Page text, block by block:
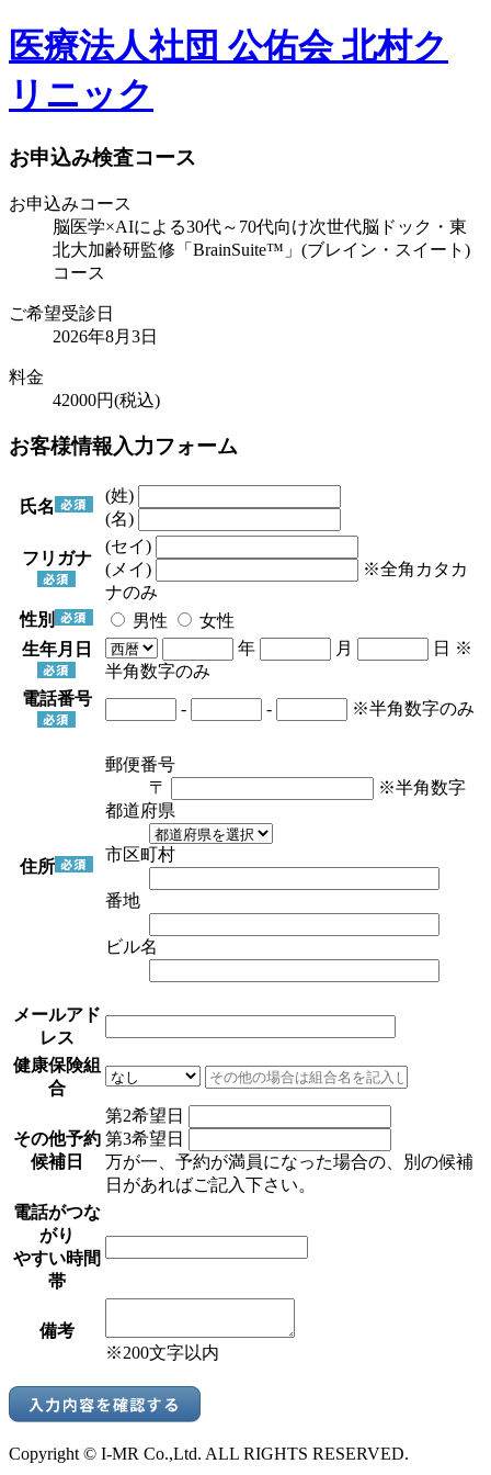
医療法人社団 公佑会 北村ク
リニック
お申込み検査コース
お申込みコース
脳医学×AIによる30代～70代向け次世代脳ドック・東
北大加齢研監修「BrainSuite™」(ブレイン・スイート)
コース
ご希望受診日
2026年8月3日
料金
42000円(税込)
お客様情報入力フォーム
氏名
(姓)
(名)
フリガナ
(セイ)
(メイ)
※全角カタカ
ナのみ
性別
男性
女性
生年月日
年 月 日 ※
半角数字のみ
電話番号
- - ※半角数字のみ
住所
郵便番号
〒
※半角数字
都道府県
市区町村
番地
ビル名
メールアド
レス
健康保険組
合
その他予約
候補日
第2希望日
第3希望日
万が一、予約が満員になった場合の、別の候補
日があればご記入下さい。
電話がつな
がり
やすい時間
帯
備考
※200文字以内
Copyright © I-MR Co.,Ltd. ALL RIGHTS RESERVED.